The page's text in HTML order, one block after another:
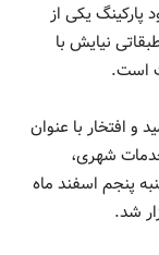
یکی از
پارکینگ طبقاتی نیایش با
است.
افتخار با عنوان
خدمات شهری،
امروز شنبه پنجم اسفند ماه
شد.